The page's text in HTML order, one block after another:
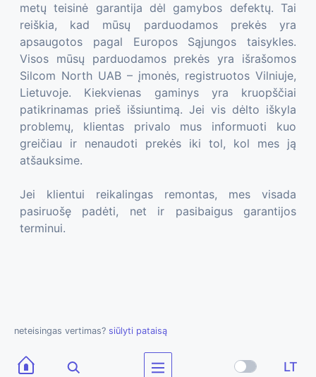
LT
metų teisinė garantija dėl gamybos defektų. Tai
reiškia, kad mūsų parduodamos prekės yra
apsaugotos pagal Europos Sąjungos taisykles.
Visos mūsų parduodamos prekės yra išrašomos
Silcom North UAB – įmonės, registruotos Vilniuje,
Lietuvoje. Kiekvienas gaminys yra kruopščiai
patikrinamas prieš išsiuntimą. Jei vis dėlto iškyla
problemų, klientas privalo mus informuoti kuo
greičiau ir nenaudoti prekės iki tol, kol mes ją
atšauksime.
Jei klientui reikalingas remontas, mes visada
pasiruošę padėti, net ir pasibaigus garantijos
terminui.
neteisingas vertimas? siūlyti pataisą